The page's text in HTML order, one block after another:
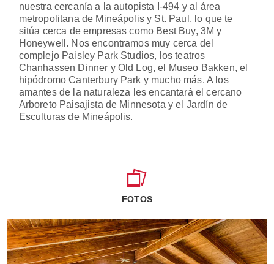
nuestra cercanía a la autopista I-494 y al área
metropolitana de Mineápolis y St. Paul, lo que te
sitúa cerca de empresas como Best Buy, 3M y
Honeywell. Nos encontramos muy cerca del
complejo Paisley Park Studios, los teatros
Chanhassen Dinner y Old Log, el Museo Bakken, el
hipódromo Canterbury Park y mucho más. A los
amantes de la naturaleza les encantará el cercano
Arboreto Paisajista de Minnesota y el Jardín de
Esculturas de Mineápolis.
FOTOS